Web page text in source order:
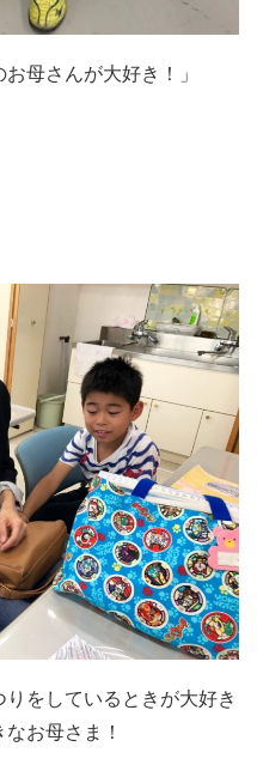
母さんが大好き！」
をしているときが大好き
お母さま！